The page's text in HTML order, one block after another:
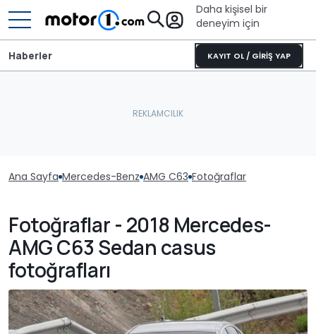
Daha kişisel bir
deneyim için
KAYIT OL / GİRİŞ YAP
Haberler
Ana Sayfa Mercedes-Benz AMG C63 Fotoğraflar
Fotoğraflar - 2018 Mercedes-
AMG C63 Sedan casus
fotoğrafları